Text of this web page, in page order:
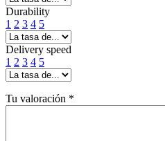
Durability
1 2 3 4 5
Delivery speed
1 2 3 4 5
Tu valoración *